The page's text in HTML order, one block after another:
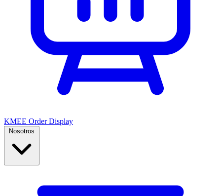
KMEE Order Display